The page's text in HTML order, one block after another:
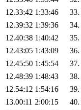
12.33:42 1:33:46 33.
12.39:32 1:39:36 34.
12.40:38 1:40:42 35.
12.43:05 1:43:09 36.
12.45:50 1:45:54 37.
12.48:39 1:48:43 38.
12.54:12 1:54:16 39.
13.00:11 2:00:15 40.